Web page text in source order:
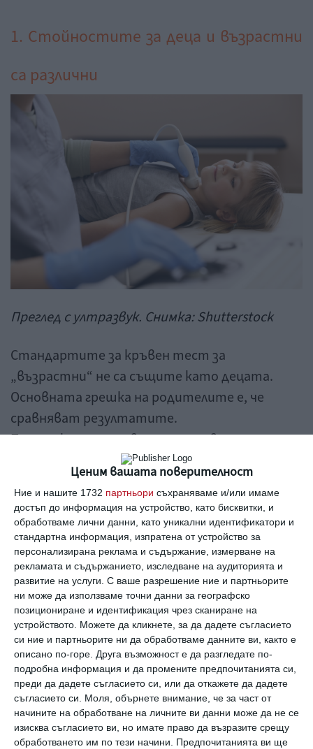
Ценим вашата поверителност
Ние и нашите 1732 партньори съхраняваме и/или имаме
достъп до информация на устройство, като бисквитки, и
обработваме лични данни, като уникални идентификатори и
стандартна информация, изпратена от устройство за
персонализирана реклама и съдържание, измерване на
рекламата и съдържанието, изследване на аудиторията и
развитие на услуги. С ваше разрешение ние и партньорите
ни може да използваме точни данни за географско
позициониране и идентификация чрез сканиране на
устройството. Можете да кликнете, за да дадете съгласието
си ние и партньорите ни да обработваме данните ви, както е
описано по-горе. Друга възможност е да разгледате по-
подробна информация и да промените предпочитанията си,
преди да дадете съгласието си, или да откажете да дадете
съгласието си. Моля, обърнете внимание, че за част от
начините на обработване на личните ви данни може да не се
изисква съгласието ви, но имате право да възразите срещу
обработването им по тези начини. Предпочитанията ви ще
1. Стойностите за деца и възрастни
са различни
Преглед с ултразвук. Снимка: Shutterstock
Стандартите за кръвен тест за
„възрастни“ не са същите като децата.
Основната грешка на родителите е, че
сравняват резултатите.
При малките под две години нивата на
хормоните са значително по-високи,
отколкото при родителите, тъй като
тялото на детето активно расте и
изразходва енергия.
По време на юношеството нивата на
хормоните се доближават до нивата на
възрастни, но все още имат своите
колебания. Само от лекар, който знае
възрастовите норми, може да тълкува
резултатите.
2. Йодът е необходим за
интелигентността